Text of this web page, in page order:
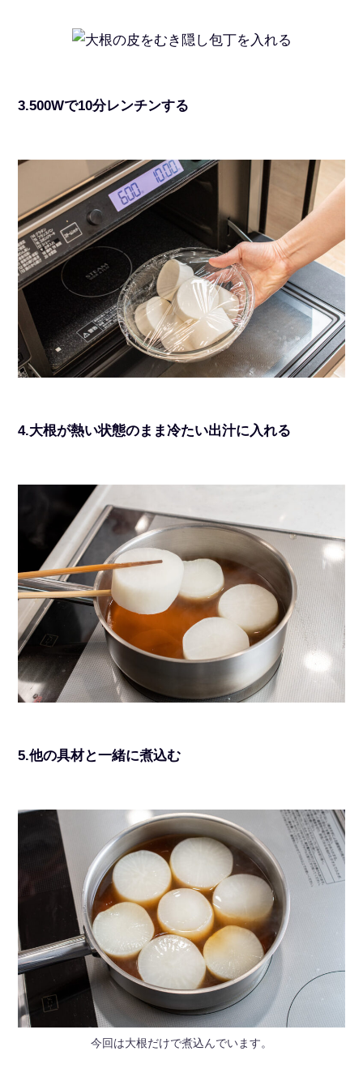
3.500Wで10分レンチンする
4.大根が熱い状態のまま冷たい出汁に入れる
5.他の具材と一緒に煮込む
今回は大根だけで煮込んでいます。